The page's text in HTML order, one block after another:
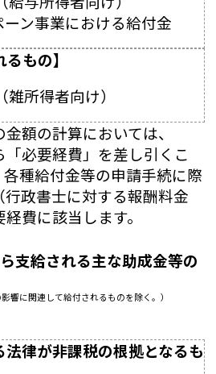
ン事業における給付金
もの】
所得者向け）
額の計算においては、
「必要経費」を差し引くこ
各種給付金等の申請手続に際
行政書士に対する報酬料金
費に該当します。
支給される主な助成金等の
響に関連して給付されるものを除く。）
法律が非課税の根拠となるも